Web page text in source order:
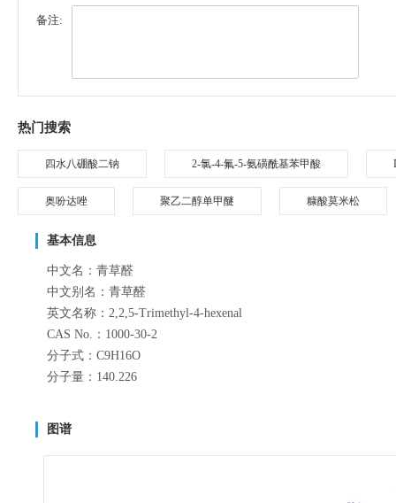
备注:
热门搜索
四水八硼酸二钠 2-氯-4-氟-5-氨磺酰基苯甲酸
奥吩达唑 聚乙二醇单甲醚 糠酸莫米松
基本信息
中文名：青草醛
中文别名：青草醛
英文名称：2,2,5-Trimethyl-4-hexenal
CAS No.：1000-30-2
分子式：C9H16O
分子量：140.226
图谱